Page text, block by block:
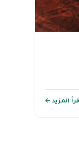
المزيد ←